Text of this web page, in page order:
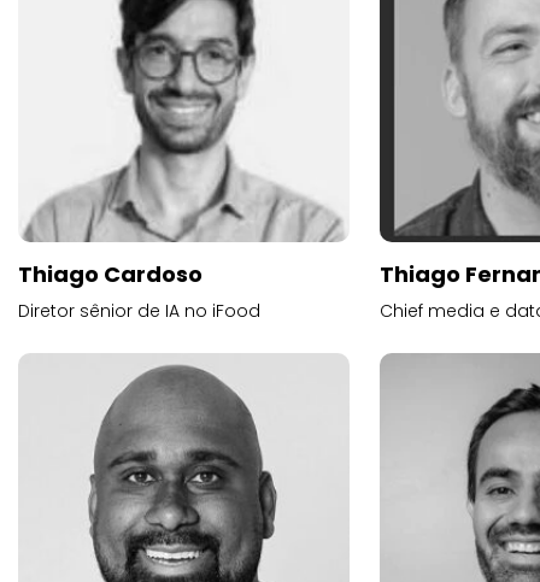
Thiago Cardoso
Diretor sênior de IA no iFood
Thiago
Chief media e